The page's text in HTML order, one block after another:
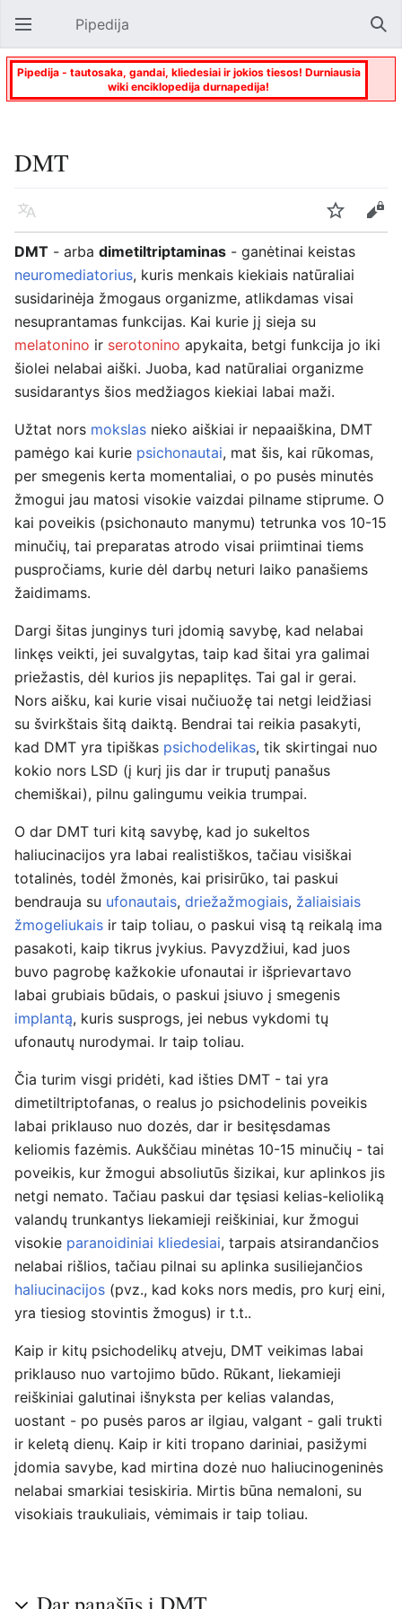
Atverti pagrindinį meniu Pipedija
Pipedija - tautosaka, gandai, kliedesiai ir jokios tiesos! Durniausia
wiki enciklopedija durnapedija!
DMT
Kalba Stebėti
Keisti
DMT - arba dimetiltriptaminas - ganėtinai keistas
neuromediatorius, kuris menkais kiekiais natūraliai
susidarinėja žmogaus organizme, atlikdamas visai
nesuprantamas funkcijas. Kai kurie jį sieja su
melatonino ir serotonino apykaita, betgi funkcija jo iki
šiolei nelabai aiški. Juoba, kad natūraliai organizme
susidarantys šios medžiagos kiekiai labai maži.
Užtat nors mokslas nieko aiškiai ir nepaaiškina, DMT
pamėgo kai kurie psichonautai, mat šis, kai rūkomas,
per smegenis kerta momentaliai, o po pusės minutės
žmogui jau matosi visokie vaizdai pilname stiprume. O
kai poveikis (psichonauto manymu) tetrunka vos 10-15
minučių, tai preparatas atrodo visai priimtinai tiems
puspročiams, kurie dėl darbų neturi laiko panašiems
žaidimams.
Dargi šitas junginys turi įdomią savybę, kad nelabai
linkęs veikti, jei suvalgytas, taip kad šitai yra galimai
priežastis, dėl kurios jis nepaplitęs. Tai gal ir gerai.
Nors aišku, kai kurie visai nučiuožę tai netgi leidžiasi
su švirkštais šitą daiktą. Bendrai tai reikia pasakyti,
kad DMT yra tipiškas psichodelikas, tik skirtingai nuo
kokio nors LSD (į kurį jis dar ir truputį panašus
chemiškai), pilnu galingumu veikia trumpai.
O dar DMT turi kitą savybę, kad jo sukeltos
haliucinacijos yra labai realistiškos, tačiau visiškai
totalinės, todėl žmonės, kai prisirūko, tai paskui
bendrauja su ufonautais, driežažmogiais, žaliaisiais
žmogeliukais ir taip toliau, o paskui visą tą reikalą ima
pasakoti, kaip tikrus įvykius. Pavyzdžiui, kad juos
buvo pagrobę kažkokie ufonautai ir išprievartavo
labai grubiais būdais, o paskui įsiuvo į smegenis
implantą, kuris susprogs, jei nebus vykdomi tų
ufonautų nurodymai. Ir taip toliau.
Čia turim visgi pridėti, kad išties DMT - tai yra
dimetiltriptofanas, o realus jo psichodelinis poveikis
labai priklauso nuo dozės, dar ir besitęsdamas
keliomis fazėmis. Aukščiau minėtas 10-15 minučių - tai
poveikis, kur žmogui absoliutūs šizikai, kur aplinkos jis
netgi nemato. Tačiau paskui dar tęsiasi kelias-kelioliką
valandų trunkantys liekamieji reiškiniai, kur žmogui
visokie paranoidiniai kliedesiai, tarpais atsirandančios
nelabai rišlios, tačiau pilnai su aplinka susiliejančios
haliucinacijos (pvz., kad koks nors medis, pro kurį eini,
yra tiesiog stovintis žmogus) ir t.t..
Kaip ir kitų psichodelikų atveju, DMT veikimas labai
priklauso nuo vartojimo būdo. Rūkant, liekamieji
reiškiniai galutinai išnyksta per kelias valandas,
uostant - po pusės paros ar ilgiau, valgant - gali trukti
ir keletą dienų. Kaip ir kiti tropano dariniai, pasižymi
įdomia savybe, kad mirtina dozė nuo haliucinogeninės
nelabai smarkiai tesiskiria. Mirtis būna nemaloni, su
visokiais traukuliais, vėmimais ir taip toliau.